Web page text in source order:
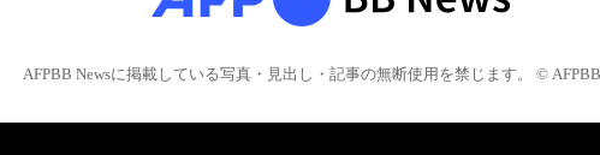
AFPBB Newsに掲載している写真・見出し・記事の無断使用を禁じます。 © AFPBB